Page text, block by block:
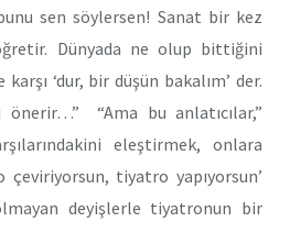
sen söylersen! Sanat bir kez
Dünyada ne olup bittiğini
‘dur, bir düşün bakalım’ der.
önerir…” “Ama bu anlatıcılar,”
eleştirmek, onlara
tiyatro yapıyorsun’
deyişlerle tiyatronun bir